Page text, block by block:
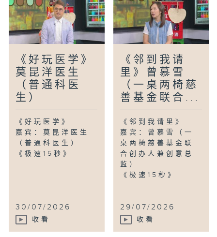
《好玩医学》
莫昆洋医生
（普通科医
生）
《好玩医学》
嘉宾：莫昆洋医生
（普通科医生）
《极速15秒》
30/07/2026
收看
《邻到我请
里》曾慕雪
（一桌两椅慈
善基金联合...
《邻到我请里》
嘉宾：曾慕雪（一
桌两椅慈善基金联
合创办人兼创意总
监）
《极速15秒》
29/07/2026
收看